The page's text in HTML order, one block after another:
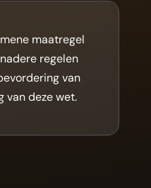
maatregel
regelen
van
van deze wet.